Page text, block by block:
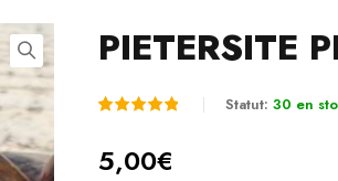
PIETERSITE
sur 5
Statut: 30 en
5,00€